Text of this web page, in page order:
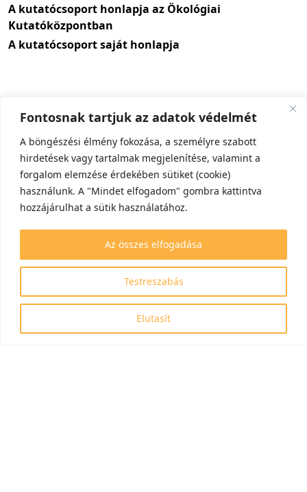
Fontosnak tartjuk az adatok védelmét
A böngészési élmény fokozása, a személyre szabott
hirdetések vagy tartalmak megjelenítése, valamint a
forgalom elemzése érdekében sütiket (cookie)
használunk. A "Mindet elfogadom" gombra kattintva
hozzájárulhat a sütik használatához.
Testreszabás
Elutasít
Az összes elfogadása
A kutatócsoport honlapja az Ökológiai
Kutatóközpontban
A kutatócsoport saját honlapja